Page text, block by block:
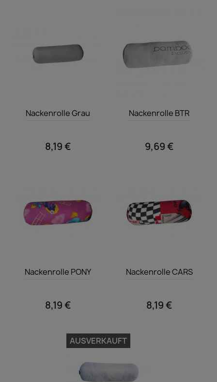
 Vorschau
Nackenrolle Grau
8,19 €
 Vorschau
Nackenrolle BTR
9,69 €
 Vorschau
Nackenrolle PONY
8,19 €
 Vorschau
Nackenrolle CARS
8,19 €
AUSVERKAUFT